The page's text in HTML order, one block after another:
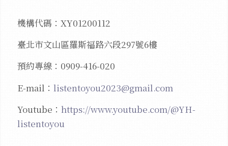
機構代碼：XY01200112
臺北市文山區羅斯福路六段297號6樓
預約專線：0909-416-020
E-mail： listentoyou2023@gmail.com
Youtube： https://www.youtube.com/@YH-
listentoyou